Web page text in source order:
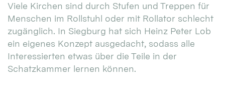
Viele Kirchen sind durch Stufen und Treppen für
Menschen im Rollstuhl oder mit Rollator schlecht
zugänglich. In Siegburg hat sich Heinz Peter Lob
ein eigenes Konzept ausgedacht, sodass alle
Interessierten etwas über die Teile in der
Schatzkammer lernen können.